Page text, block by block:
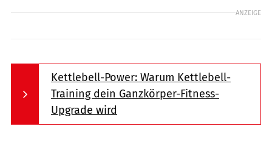
ANZEIGE
Kettlebell-Power: Warum Kettlebell-
Training dein Ganzkörper-Fitness-
Upgrade wird